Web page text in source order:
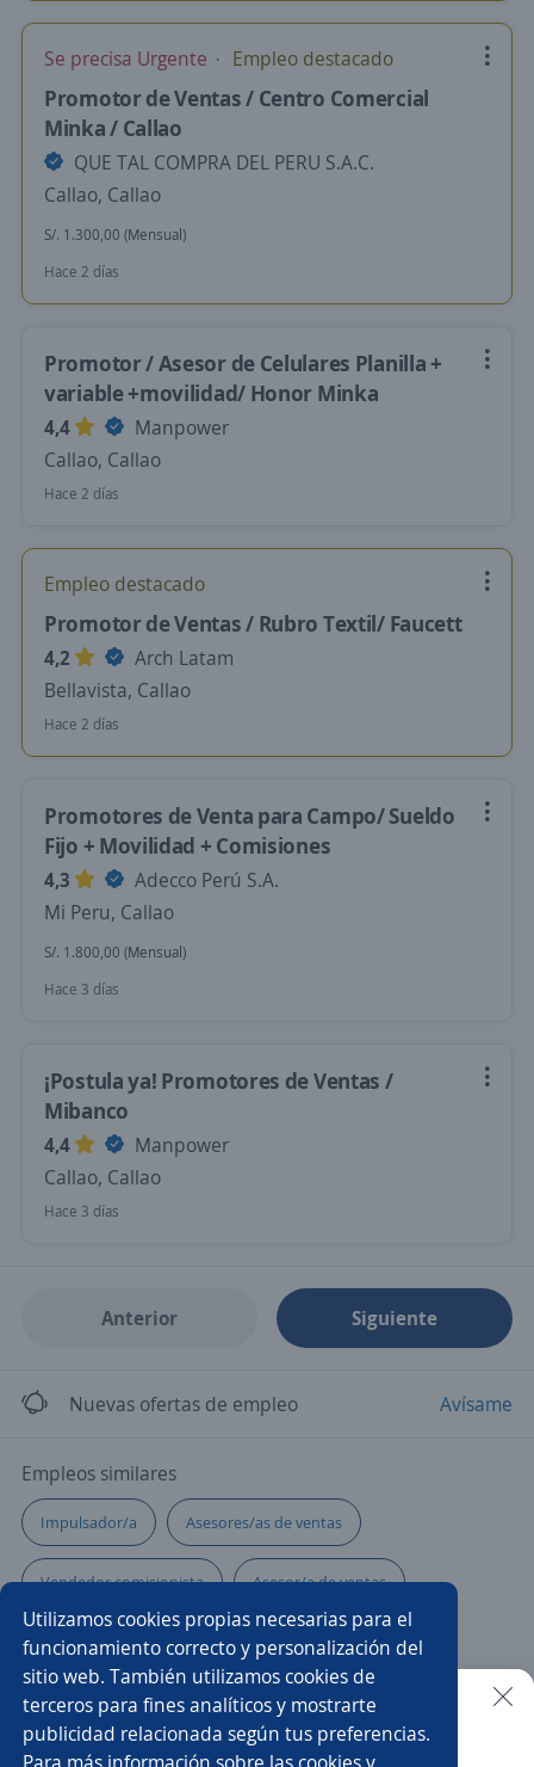
Se precisa Urgente Empleo destacado
Promotor de Ventas / Centro Comercial
Minka / Callao
QUE TAL COMPRA DEL PERU S.A.C.
Callao, Callao
S/. 1.300,00 (Mensual)
Hace 2 días
Promotor / Asesor de Celulares Planilla +
variable +movilidad/ Honor Minka
4,4
Manpower
Callao, Callao
Hace 2 días
Empleo destacado
Promotor de Ventas / Rubro Textil/ Faucett
4,2
Arch Latam
Bellavista, Callao
Hace 2 días
Promotores de Venta para Campo/ Sueldo
Fijo + Movilidad + Comisiones
4,3
Adecco Perú S.A.
Mi Peru, Callao
S/. 1.800,00 (Mensual)
Hace 3 días
¡Postula ya! Promotores de Ventas /
Mibanco
4,4
Manpower
Callao, Callao
Hace 3 días
Anterior Siguiente
Nuevas ofertas de empleo Avísame
Empleos similares
Impulsador/a Asesores/as de ventas
Vendedor comisionista Asesor/a de ventas
Encargado/a de tienda Reponedor/a
Oficial de crédito Supervisor/a Mercaderista
Mercaderista de ruta Promotor/a de servicios
Buscar es más fácil en la app
Utilizamos cookies propias necesarias para el
funcionamiento correcto y personalización del
sitio web. También utilizamos cookies de
terceros para fines analíticos y mostrarte
publicidad relacionada según tus preferencias.